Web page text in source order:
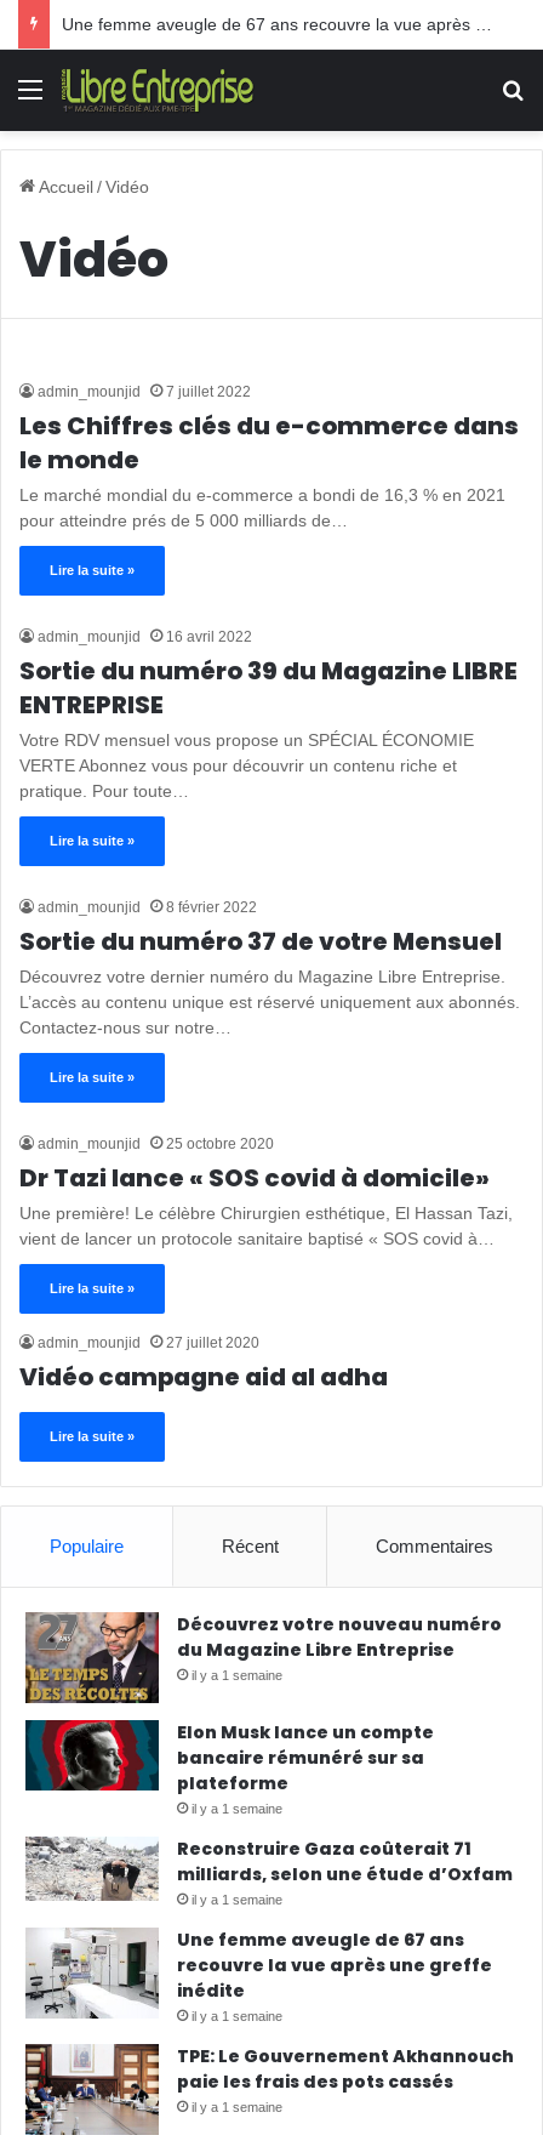
Menu
Accueil/Vidéo
Vidéo
admin_mounjid 7 juillet 2022
Les Chiffres clés du e-commerce dans
le monde
Le marché mondial du e-commerce a bondi de 16,3 % en 2021
pour atteindre prés de 5 000 milliards de…
Lire la suite »
admin_mounjid 16 avril 2022
Sortie du numéro 39 du Magazine LIBRE
ENTREPRISE
Votre RDV mensuel vous propose un SPÉCIAL ÉCONOMIE
VERTE Abonnez vous pour découvrir un contenu riche et
pratique. Pour toute…
Lire la suite »
admin_mounjid 8 février 2022
Sortie du numéro 37 de votre Mensuel
Découvrez votre dernier numéro du Magazine Libre Entreprise.
L’accès au contenu unique est réservé uniquement aux abonnés.
Contactez-nous sur notre…
Lire la suite »
admin_mounjid 25 octobre 2020
Dr Tazi lance « SOS covid à domicile»
Une première! Le célèbre Chirurgien esthétique, El Hassan Tazi,
vient de lancer un protocole sanitaire baptisé « SOS covid à…
Lire la suite »
admin_mounjid 27 juillet 2020
Vidéo campagne aid al adha
Lire la suite »
Populaire Récent Commentaires
Découvrez votre nouveau numéro
du Magazine Libre Entreprise
il y a 1 semaine
Elon Musk lance un compte
bancaire rémunéré sur sa
plateforme
il y a 1 semaine
Reconstruire Gaza coûterait 71
milliards, selon une étude d’Oxfam
il y a 1 semaine
Une femme aveugle de 67 ans
recouvre la vue après une greffe
inédite
il y a 1 semaine
TPE: Le Gouvernement Akhannouch
paie les frais des pots cassés
il y a 1 semaine